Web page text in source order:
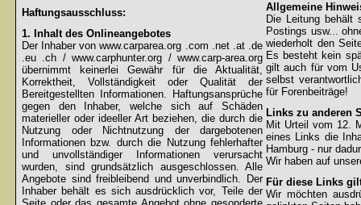
Haftungsausschluss:
1. Inhalt des Onlineangebotes
Der Inhaber von www.carparea.org .com .net .at .de
.eu .ch / www.carphunter.org / www.carp-area.org
übernimmt keinerlei Gewähr für die Aktualität,
Korrektheit, Vollständigkeit oder Qualität der
Bereitgestellten Informationen. Haftungsansprüche
gegen den Inhaber, welche sich auf Schäden
materieller oder ideeller Art beziehen, die durch die
Nutzung oder Nichtnutzung der dargebotenen
Informationen bzw. durch die Nutzung fehlerhafter
und unvollständiger Informationen verursacht
wurden, sind grundsätzlich ausgeschlossen. Alle
Angebote sind freibleibend und unverbindlich. Der
Inhaber behält es sich ausdrücklich vor, Teile der
Allgemeine
Die Leitung behält
Postings usw...
wiederholt den
Es besteht kein
gilt auch für vom
selbst
für Forenbeiträge!
Links zu anderen
Mit Urteil vom 12.
eines Links die
Hamburg - nur
Wir haben auf
Für diese Links
Wir möchten